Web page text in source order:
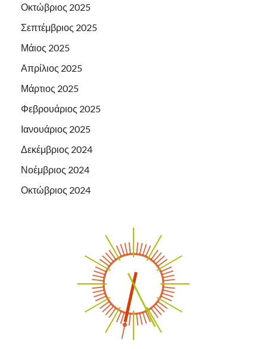
Οκτώβριος 2025
Σεπτέμβριος 2025
Μάιος 2025
Απρίλιος 2025
Μάρτιος 2025
Φεβρουάριος 2025
Ιανουάριος 2025
Δεκέμβριος 2024
Νοέμβριος 2024
Οκτώβριος 2024